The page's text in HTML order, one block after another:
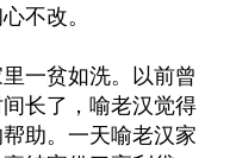
不改。
一贫如洗。以前曾
长了，喻老汉觉得
助。一天喻老汉家